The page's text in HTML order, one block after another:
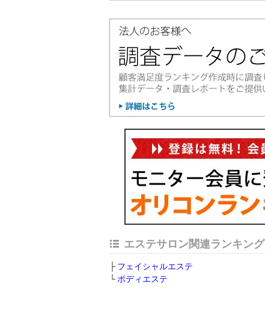
エステサロン関連ランキング
フェイシャルエステ
ボディエステ